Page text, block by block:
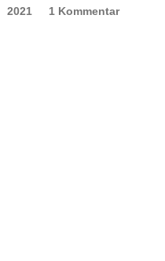
2021
1 Kommentar